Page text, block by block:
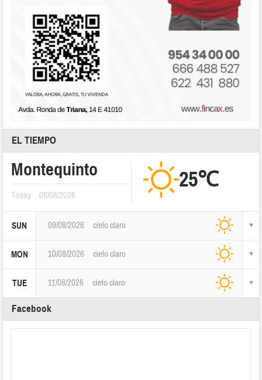
EL TIEMPO
Montequinto
Today 08/08/2026
25℃
SUN 09/08/2026 cielo claro
MON 10/08/2026 cielo claro
TUE 11/08/2026 cielo claro
Facebook